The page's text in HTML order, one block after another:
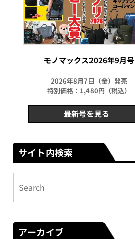
モノマックス2026年9月号
2026年8月7日（金）発売
特別価格：1,480円（税込）
最新号を見る
サイト内検索
アーカイブ